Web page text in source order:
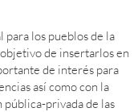
para los pueblos de la
de insertarlos en
de interés para
así como con la
privada de las